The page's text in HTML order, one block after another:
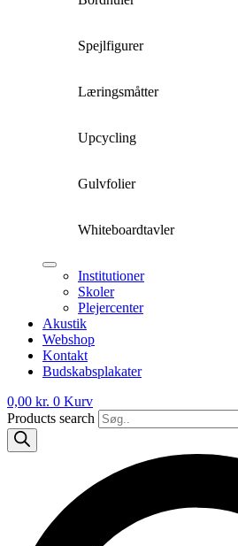
Spejlfigurer
Læringsmåtter
Upcycling
Gulvfolier
Whiteboardtavler
Institutioner
Skoler
Plejercenter
Akustik
Webshop
Kontakt
Budskabsplakater
0,00 kr. 0 Kurv
Products search